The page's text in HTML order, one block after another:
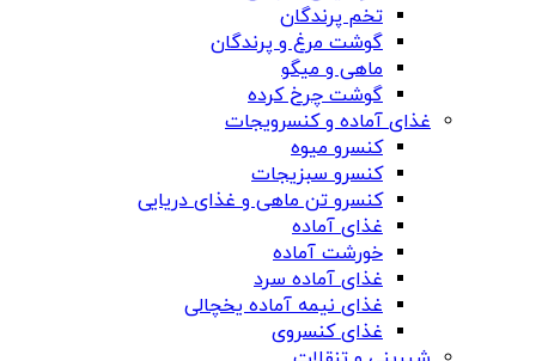
تخم پرندگان
گوشت مرغ و پرندگان
ماهی و میگو
گوشت چرخ کرده
غذای آماده و کنسرویجات
کنسرو میوه
کنسرو سبزیجات
کنسرو تن ماهی و غذای دریایی
غذای آماده
خورشت آماده
غذای آماده سرد
غذای نیمه آماده یخچالی
غذای کنسروی